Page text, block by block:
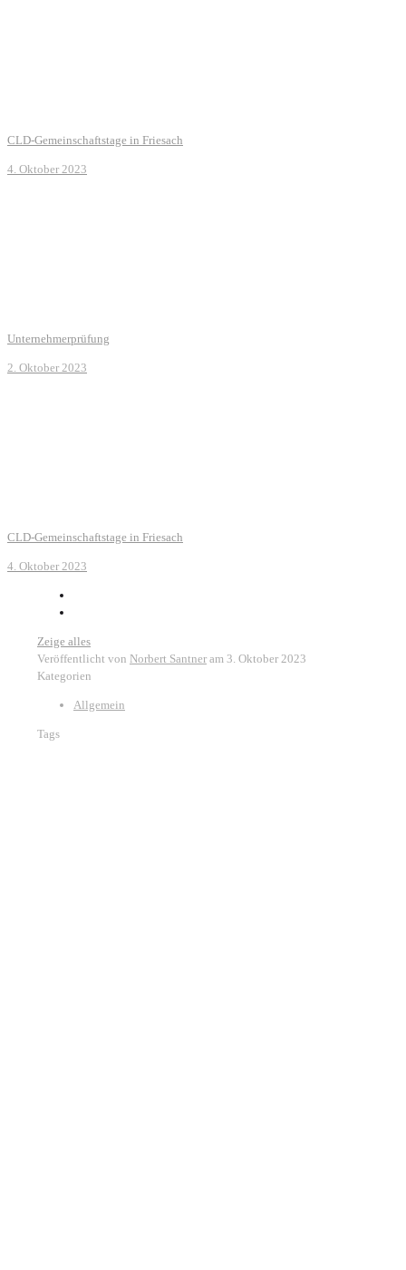
CLD-Gemeinschaftstage in Friesach
4. Oktober 2023
Unternehmerprüfung
2. Oktober 2023
CLD-Gemeinschaftstage in Friesach
4. Oktober 2023
Zeige alles
Veröffentlicht von Norbert Santner am 3. Oktober 2023
Kategorien
Allgemein
Tags